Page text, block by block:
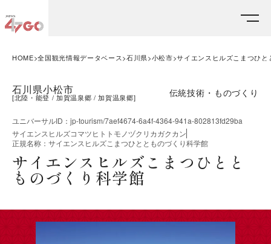
HOME 全国観光情報データベース 石川県 小松市 サイエンスヒルズこまつひ
石川県小松市
[北陸・能登 加賀温泉郷 加賀温泉郷] 伝統技術・ものづくり
ユニバーサルID ： jp-tourism/7aef4674-6a4f-4364-941a-802813fd29ba
サイエンスヒルズコマツヒトトモノヅクリカガクカン
正規名称 ： サイエンスヒルズこまつひととものづくり科学館
サイエンスヒルズこまつひとと
ものづくり科学館